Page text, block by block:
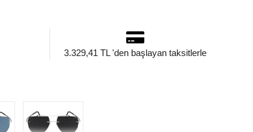
3.329,41 TL 'den başlayan taksitlerle